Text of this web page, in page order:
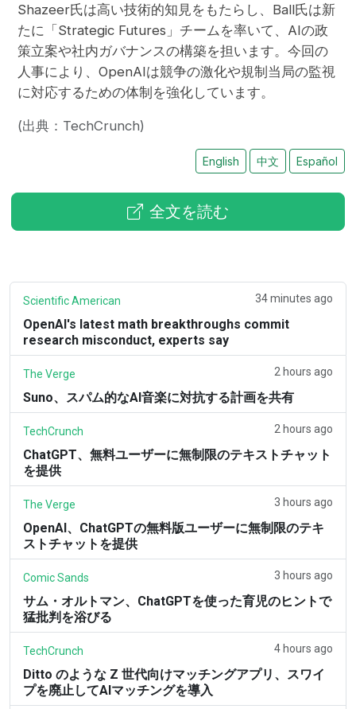
Shazeer氏は高い技術的知見をもたらし、Ball氏は新
たに「Strategic Futures」チームを率いて、AIの政
策立案や社内ガバナンスの構築を担います。今回の
人事により、OpenAIは競争の激化や規制当局の監視
に対応するための体制を強化しています。
(出典：TechCrunch)
English 中文 Español
全文を読む
Scientific American 34 minutes ago
OpenAI's latest math breakthroughs commit
research misconduct, experts say
The Verge 2 hours ago
Suno、スパム的なAI音楽に対抗する計画を共有
TechCrunch 2 hours ago
ChatGPT、無料ユーザーに無制限のテキストチャット
を提供
The Verge 3 hours ago
OpenAI、ChatGPTの無料版ユーザーに無制限のテキ
ストチャットを提供
Comic Sands 3 hours ago
サム・オルトマン、ChatGPTを使った育児のヒントで
猛批判を浴びる
TechCrunch 4 hours ago
Ditto のような Z 世代向けマッチングアプリ、スワイ
プを廃止してAIマッチングを導入